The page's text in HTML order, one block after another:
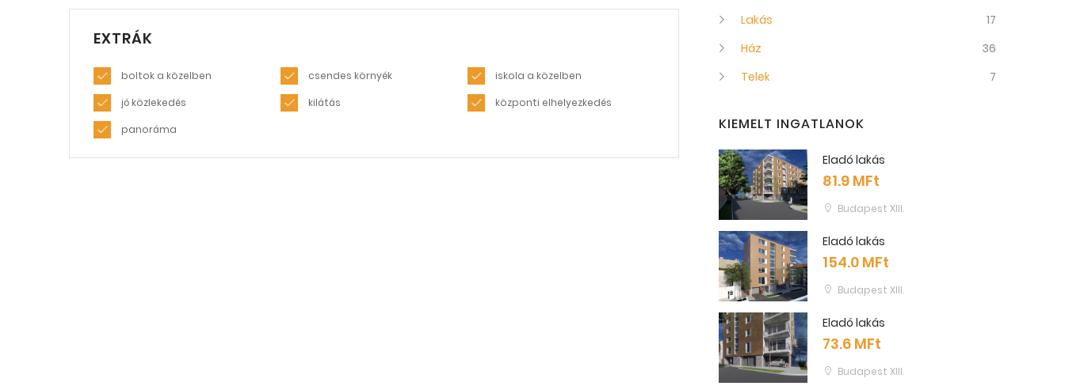
EXTRÁK
boltok a közelben csendes környék
iskola a közelben
jó közlekedés
kilátás
központi elhelyezkedés
panoráma
Lakás
17
Ház
36
Telek
7
KIEMELT INGATLANOK
Eladó lakás
81.9 MFt
Budapest XIII.
Eladó lakás
154.0 MFt
Budapest XIII.
Eladó lakás
73.6 MFt
Budapest XIII.